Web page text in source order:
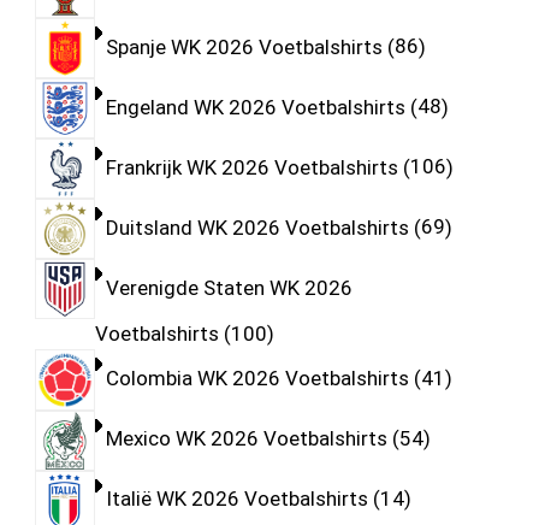
Spanje WK 2026 Voetbalshirts 86
Engeland WK 2026 Voetbalshirts 48
Frankrijk WK 2026 Voetbalshirts 106
Duitsland WK 2026 Voetbalshirts 69
Verenigde Staten WK 2026
Voetbalshirts 100
Colombia WK 2026 Voetbalshirts 41
Mexico WK 2026 Voetbalshirts 54
Italië WK 2026 Voetbalshirts 14